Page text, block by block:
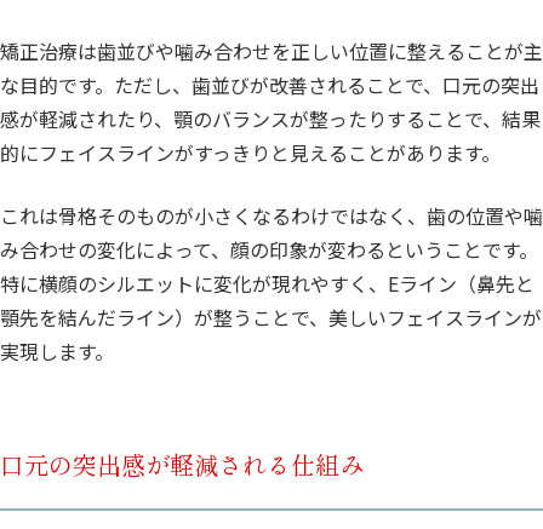
矯正治療は歯並びや噛み合わせを正しい位置に整えることが主
な目的です。ただし、歯並びが改善されることで、口元の突出
感が軽減されたり、顎のバランスが整ったりすることで、結果
的にフェイスラインがすっきりと見えることがあります。
これは骨格そのものが小さくなるわけではなく、歯の位置や噛
み合わせの変化によって、顔の印象が変わるということです。
特に横顔のシルエットに変化が現れやすく、Eライン（鼻先と
顎先を結んだライン）が整うことで、美しいフェイスラインが
実現します。
口元の突出感が軽減される仕組み